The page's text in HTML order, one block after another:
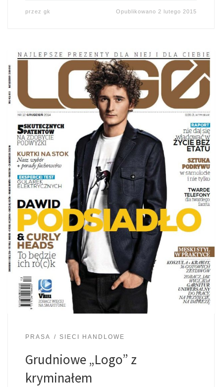
przez gk Opublikowano 2 lutego 2015
PRASA SIECI HANDLOWE
Grudniowe „Logo” z
kryminałem